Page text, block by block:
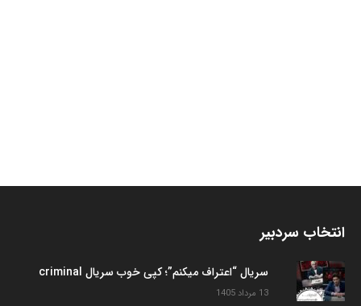
انتخاب سردبیر
سریال “اعتراف میکنم”؛ کپی خوب سریال criminal
13 مرداد 1405